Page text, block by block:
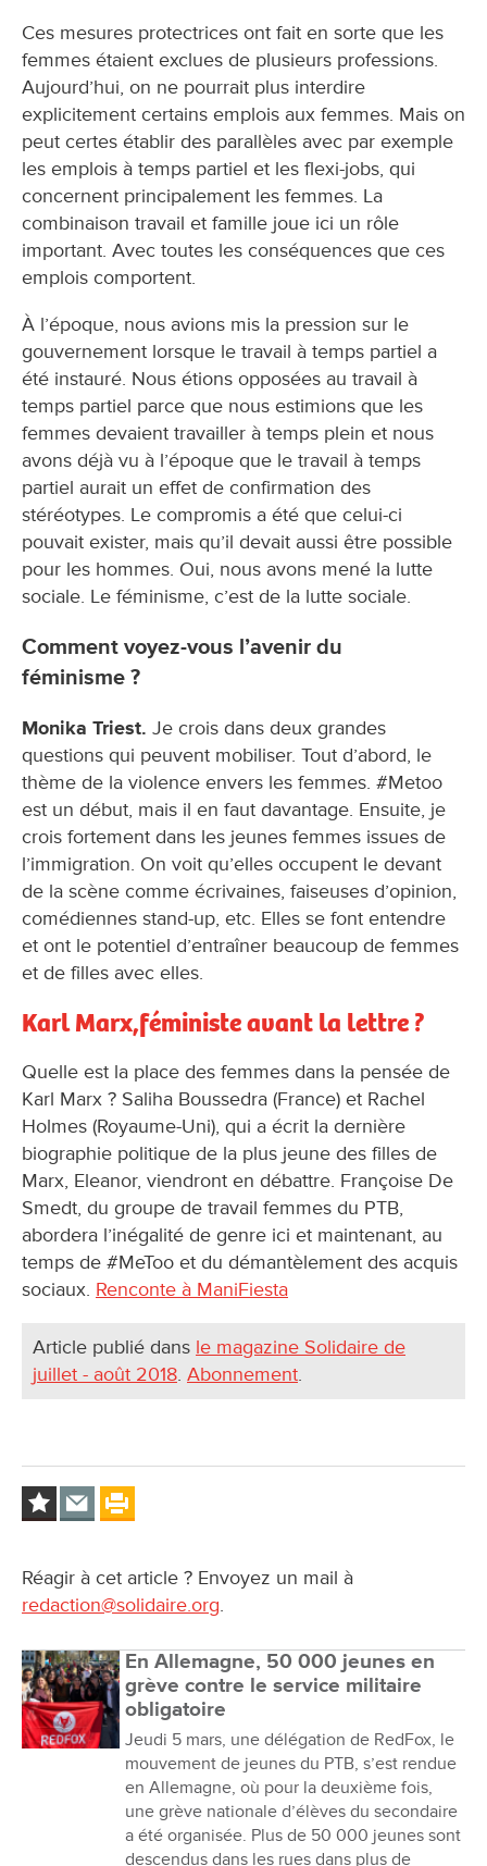
Ces mesures protectrices ont fait en sorte que les
femmes étaient exclues de plusieurs professions.
Aujourd’hui, on ne pourrait plus interdire
explicitement certains emplois aux femmes. Mais on
peut certes établir des parallèles avec par exemple
les emplois à temps partiel et les flexi-jobs, qui
concernent principalement les femmes. La
combinaison travail et famille joue ici un rôle
important. Avec toutes les conséquences que ces
emplois comportent.
À l’époque, nous avions mis la pression sur le
gouvernement lorsque le travail à temps partiel a
été instauré. Nous étions opposées au travail à
temps partiel parce que nous estimions que les
femmes devaient travailler à temps plein et nous
avons déjà vu à l’époque que le travail à temps
partiel aurait un effet de confirmation des
stéréotypes. Le compromis a été que celui-ci
pouvait exister, mais qu’il devait aussi être possible
pour les hommes. Oui, nous avons mené la lutte
sociale. Le féminisme, c’est de la lutte sociale.
Comment voyez-vous l’avenir du
féminisme ?
Monika Triest. Je crois dans deux grandes
questions qui peuvent mobiliser. Tout d’abord, le
thème de la violence envers les femmes. #Metoo
est un début, mais il en faut davantage. Ensuite, je
crois fortement dans les jeunes femmes issues de
l’immigration. On voit qu’elles occupent le devant
de la scène comme écrivaines, faiseuses d’opinion,
comédiennes stand-up, etc. Elles se font entendre
et ont le potentiel d’entraîner beaucoup de femmes
et de filles avec elles.
Karl Marx,féministe avant la lettre ?
Quelle est la place des femmes dans la pensée de
Karl Marx ? Saliha Boussedra (France) et Rachel
Holmes (Royaume-Uni), qui a écrit la dernière
biographie politique de la plus jeune des filles de
Marx, Eleanor, viendront en débattre. Françoise De
Smedt, du groupe de travail femmes du PTB,
abordera l’inégalité de genre ici et maintenant, au
temps de #MeToo et du démantèlement des acquis
sociaux. Renconte à ManiFiesta
Article publié dans le magazine Solidaire de
juillet - août 2018. Abonnement.
Réagir à cet article ? Envoyez un mail à
redaction@solidaire.org.
En Allemagne, 50 000 jeunes en
grève contre le service militaire
obligatoire
Jeudi 5 mars, une délégation de RedFox, le
mouvement de jeunes du PTB, s’est rendue
en Allemagne, où pour la deuxième fois,
une grève nationale d’élèves du secondaire
a été organisée. Plus de 50 000 jeunes sont
descendus dans les rues dans plus de